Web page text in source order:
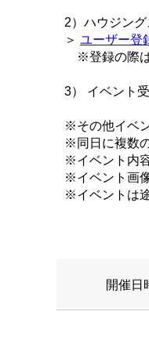
2）ハウジン
＞ ユーザー登
※登録の際は
3） イベント
※その他イベ
※同日に複数
※イベント内
※イベント画
※イベントは
開催日